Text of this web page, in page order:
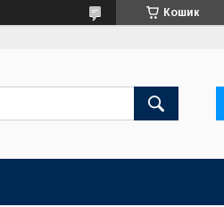
Кошик